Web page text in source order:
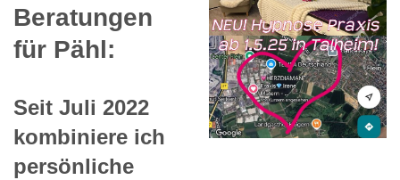
Beratungen
für Pähl:
Seit Juli 2022
kombiniere ich
persönliche